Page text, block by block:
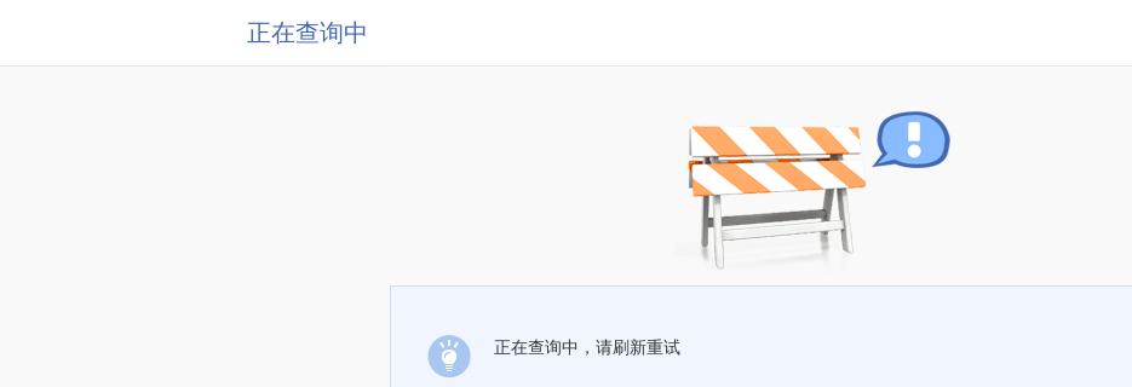
正在查询中
正在查询中，请刷新重试